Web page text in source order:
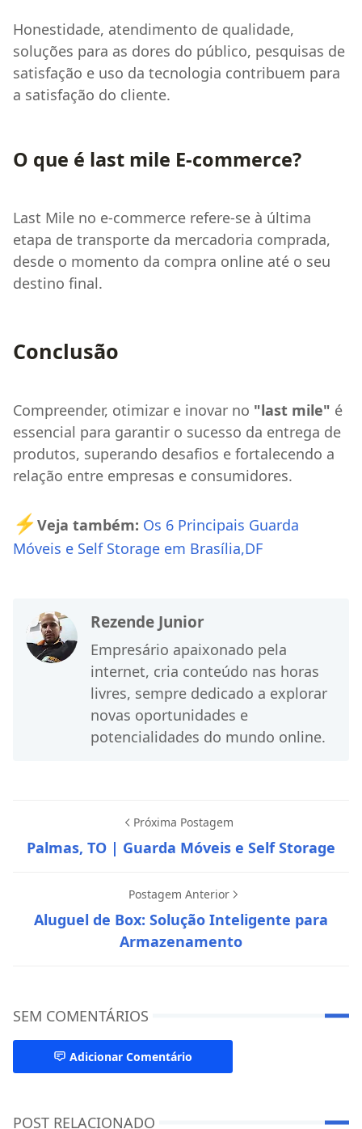
Honestidade, atendimento de qualidade,
soluções para as dores do público, pesquisas de
satisfação e uso da tecnologia contribuem para
a satisfação do cliente.
O que é last mile E-commerce?
Last Mile no e-commerce refere-se à última
etapa de transporte da mercadoria comprada,
desde o momento da compra online até o seu
destino final.
Conclusão
Compreender, otimizar e inovar no "last mile" é
essencial para garantir o sucesso da entrega de
produtos, superando desafios e fortalecendo a
relação entre empresas e consumidores.
⚡ Veja também: Os 6 Principais Guarda
Móveis e Self Storage em Brasília,DF
Rezende Junior
Empresário apaixonado pela
internet, cria conteúdo nas horas
livres, sempre dedicado a explorar
novas oportunidades e
potencialidades do mundo online.
Próxima Postagem
Palmas, TO | Guarda Móveis e Self Storage
Postagem Anterior
Aluguel de Box: Solução Inteligente para
Armazenamento
SEM COMENTÁRIOS
Adicionar Comentário
POST RELACIONADO